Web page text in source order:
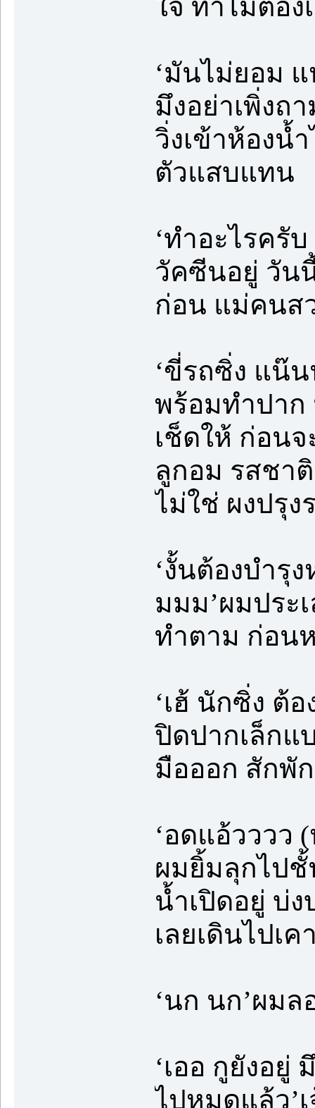
ใจ ทำไมต้อ
‘มันไม่ยอม
มึงอย่าเพิ่งถ
วิ่งเข้าห้องน้
ตัวแสบแทน
‘ทำอะไรครั
วัคซีนอยู่ วัน
ก่อน แม่คนส
‘ขี่รถซิ่ง แน๊
พร้อมทำปาก
เช็ดให้ ก่อน
ลูกอม รสชา
ไม่ใช่ ผงปรุ
‘งั้นต้องบำรุ
มมม’ผมประ
ทำตาม ก่อน
‘เฮ้ นักซิ่ง ต้
ปิดปากเล็กแ
มือออก สักพั
‘อดแอ้วววว
ผมยิ้มลุกไปชั้
น้ำเปิดอยู่ บ่
เลยเดินไปเค
‘นก นก’ผมล
‘เออ กูยังอยู่
ไปหมดแล้ว’